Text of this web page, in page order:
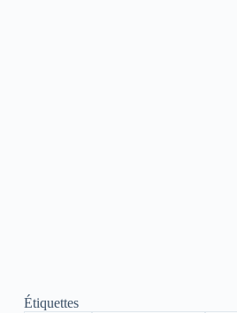
Étiquettes